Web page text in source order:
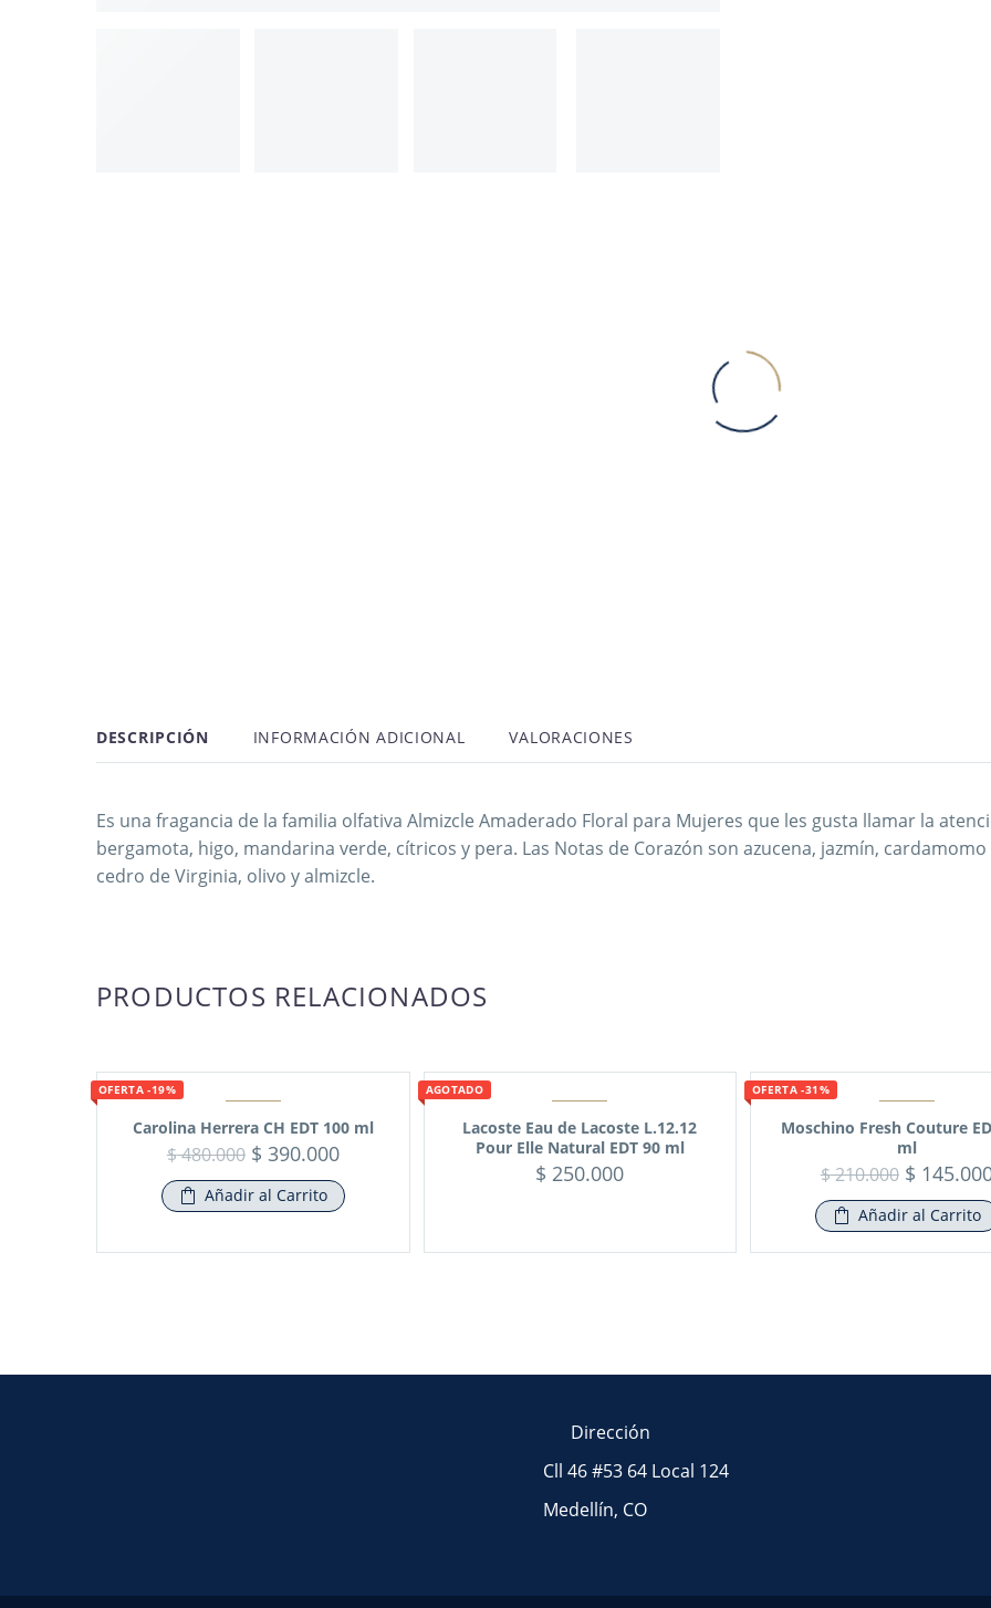
DESCRIPCIÓN INFORMACIÓN ADICIONAL VALORACIONES
Es una fragancia de la familia olfativa Almizcle Amaderado Floral para Mujeres que les gusta llamar la
bergamota, higo, mandarina verde, cítricos y pera. Las Notas de Corazón son azucena, jazmín,
cedro de Virginia, olivo y almizcle.
PRODUCTOS RELACIONADOS
OFERTA -19%
Carolina Herrera CH EDT 100 ml
$480.000 $ 390.000
Añadir al Carrito
AGOTADO
Lacoste Eau de Lacoste L.12.12
Pour Elle Natural EDT 90 ml
$ 250.000
OFERTA -31%
Moschino Fresh Couture
ml
$210.000 $
Añadir al Carrito
Dirección
Cll 46 #53 64 Local 124
Medellín, CO